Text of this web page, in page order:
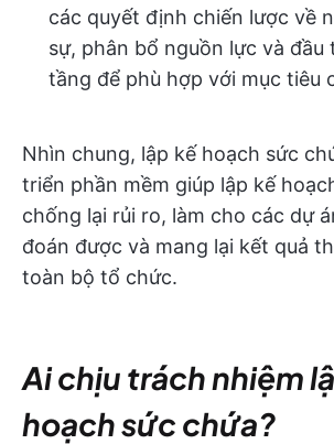
các quyết định chiến lược về
sự, phân bổ nguồn lực và đầu
tầng để phù hợp với mục tiêu
Nhìn chung, lập kế hoạch sức
triển phần mềm giúp lập kế
chống lại rủi ro, làm cho các dự
đoán được và mang lại kết quả
toàn bộ tổ chức.
Ai chịu trách nhiệm
hoạch sức chứa?